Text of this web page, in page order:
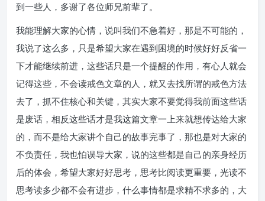
到一些人，多谢了各位师兄前辈了。
我能理解大家的心情，说叫我们不急着好，那是不可能的，
我说了这么多，只是希望大家在遇到困境的时候好好反省一
下才能继续前进，这些话只是一个提醒的作用，有心人就会
记得这些，不会读戒色文章的人，就又去找所谓的戒色方法
去了，抓不住核心和关键，其实大家不要觉得我前面这些话
是废话，相反这些话才是我这篇文章一上来就想传达给大家
的，而不是给大家讲个自己的故事完事了，那也是对大家的
不负责任，我也怕误导大家，说的这些都是自己的亲身经历
后的体会，希望大家好好思考，思考比阅读更重要，光读不
思考读多少都不会有进步，什么事情都是求精不求多的，大